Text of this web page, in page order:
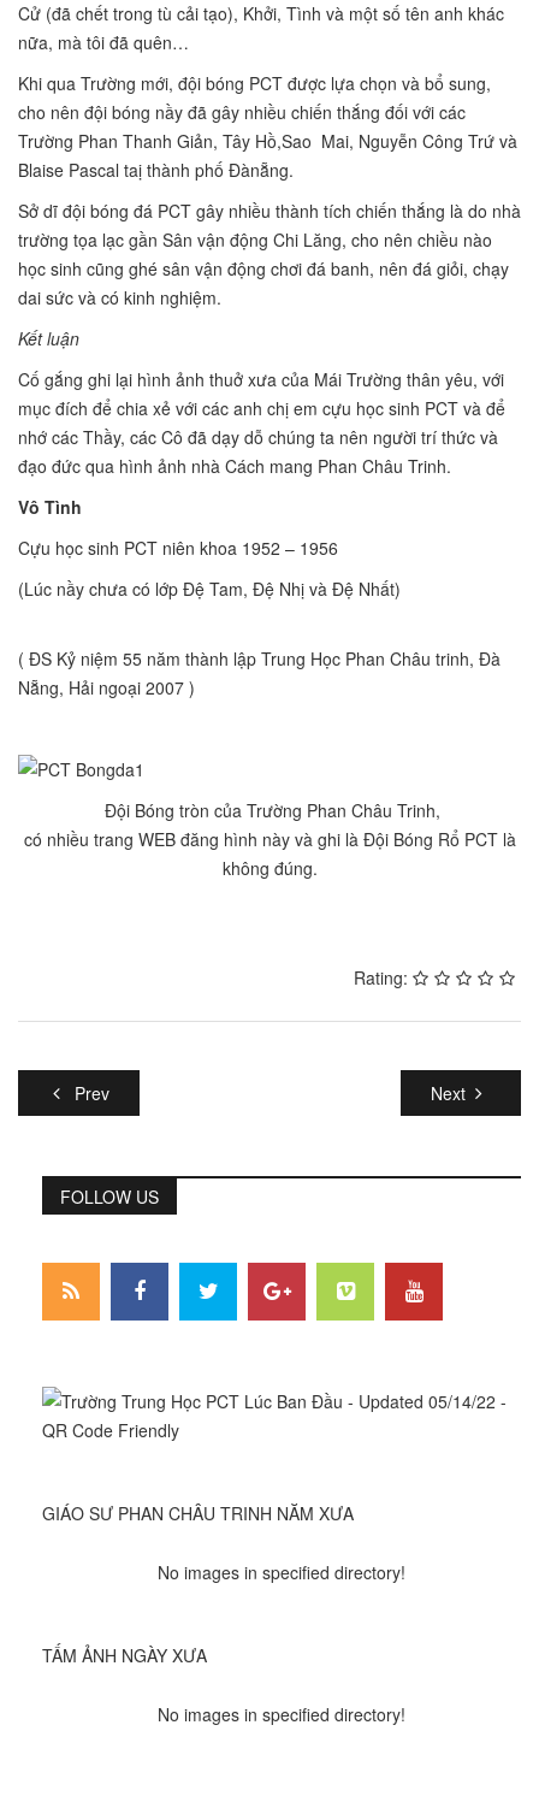
Cử (đã chết trong tù cải tạo), Khởi, Tình và một số tên anh khác
nữa, mà tôi đã quên…
Khi qua Trường mới, đội bóng PCT được lựa chọn và bổ sung,
cho nên đội bóng nầy đã gây nhiều chiến thắng đối với các
Trường Phan Thanh Giản, Tây Hồ,Sao Mai, Nguyễn Công Trứ và
Blaise Pascal taị thành phố Đànẵng.
Sở dĩ đội bóng đá PCT gây nhiều thành tích chiến thắng là do nhà
trường tọa lạc gần Sân vận động Chi Lăng, cho nên chiều nào
học sinh cũng ghé sân vận động chơi đá banh, nên đá giỏi, chạy
dai sức và có kinh nghiệm.
Kết luận
Cố gắng ghi lại hình ảnh thuở xưa của Mái Trường thân yêu, với
mục đích để chia xẻ với các anh chị em cựu học sinh PCT và để
nhớ các Thầy, các Cô đã dạy dỗ chúng ta nên người trí thức và
đạo đức qua hình ảnh nhà Cách mang Phan Châu Trinh.
Vô Tình
Cựu học sinh PCT niên khoa 1952 – 1956
(Lúc nầy chưa có lớp Đệ Tam, Đệ Nhị và Đệ Nhất)
( ĐS Kỷ niệm 55 năm thành lập Trung Học Phan Châu trinh, Đà
Nẵng, Hải ngoại 2007 )
Đội Bóng tròn của Trường Phan Châu Trinh,
có nhiều trang WEB đăng hình này và ghi là Đội Bóng Rổ PCT là
không đúng.
Rating:
Prev Next
FOLLOW US
GIÁO SƯ PHAN CHÂU TRINH NĂM XƯA
No images in specified directory!
TẤM ẢNH NGÀY XƯA
No images in specified directory!